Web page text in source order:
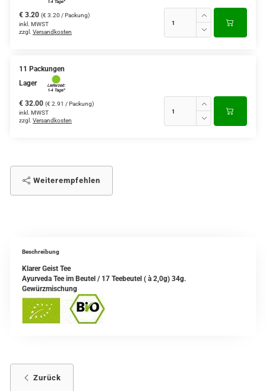
Aromatisierter Grüntee
Früchtetee
€ 3.20 (€ 3.20 / Packung)
inkl. MWST
zzgl. Versandkosten
11 Packungen
Lager
€ 32.00 (€ 2.91 / Packung)
inkl. MWST
zzgl. Versandkosten
Weiterempfehlen
Beschreibung
Klarer Geist Tee
Ayurveda Tee im Beutel / 17 Teebeutel ( à 2,0g) 34g.
Gewürzmischung
Zurück